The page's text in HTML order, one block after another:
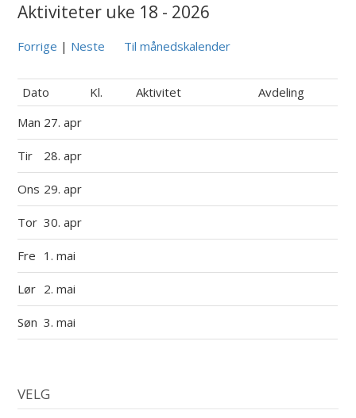
Aktiviteter uke 18 - 2026
Forrige | Neste Til månedskalender
Dato Kl. Aktivitet
Avdeling
Man 27. apr
Tir 28. apr
Ons 29. apr
Tor 30. apr
Fre 1. mai
Lør 2. mai
Søn 3. mai
VELG